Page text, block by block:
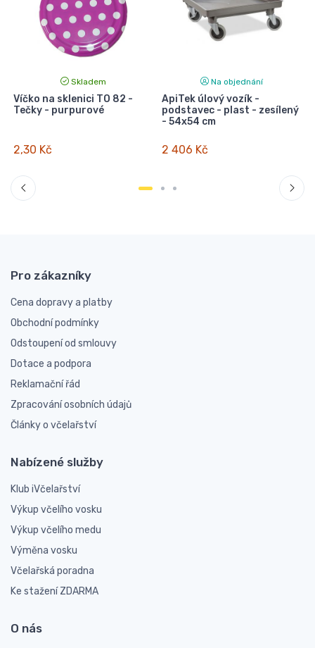
Skladem
Víčko na sklenici TO 82 -
Tečky - purpurové
2,30 Kč
Na objednání
ApiTek úlový vozík -
podstavec - plast - zesílený
- 54x54 cm
2 406 Kč
Pro zákazníky
Cena dopravy a platby
Obchodní podmínky
Odstoupení od smlouvy
Dotace a podpora
Reklamační řád
Zpracování osobních údajů
Články o včelařství
Nabízené služby
Klub iVčelařství
Výkup včelího vosku
Výkup včelího medu
Výměna vosku
Včelařská poradna
Ke stažení ZDARMA
O nás